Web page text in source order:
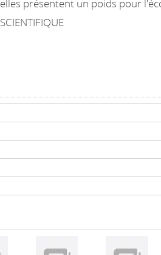
elles présentent un poids pour
SCIENTIFIQUE